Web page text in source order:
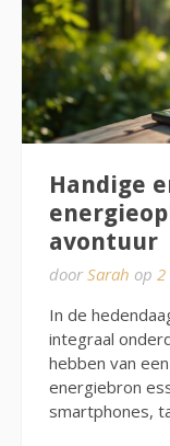
Handige
avontuur
door Sarah op 2
In de
integraal
hebben van
energiebron
smartphones,